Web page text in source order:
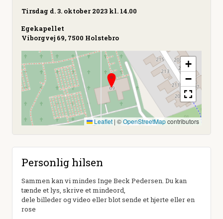
Tirsdag d. 3. oktober 2023 kl. 14.00
Egekapellet
Viborgvej 69, 7500 Holstebro
+
−
Leaflet | ©OpenStreetMapcontributors
Personlig hilsen
Sammen kan vi mindes Inge Beck Pedersen. Du kan
tænde et lys, skrive et mindeord,
dele billeder og video eller blot sende et hjerte eller en
rose